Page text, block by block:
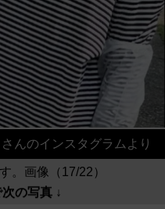
んのインスタグラムより
。画像（17/22）
の写真 ↓